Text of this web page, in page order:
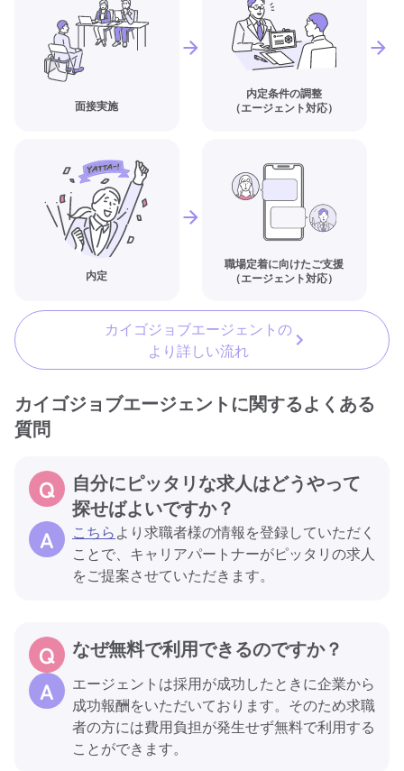
面接実施
内定条件の調整
（エージェント対応）
内定
職場定着に向けたご支援
（エージェント対応）
カイゴジョブエージェントの
より詳しい流れ
カイゴジョブエージェントに関するよくある
質問
自分にピッタリな求人はどうやって
探せばよいですか？
こちらより求職者様の情報を登録していただく
ことで、キャリアパートナーがピッタリの求人
をご提案させていただきます。
なぜ無料で利用できるのですか？
エージェントは採用が成功したときに企業から
成功報酬をいただいております。そのため求職
者の方には費用負担が発生せず無料で利用する
ことができます。